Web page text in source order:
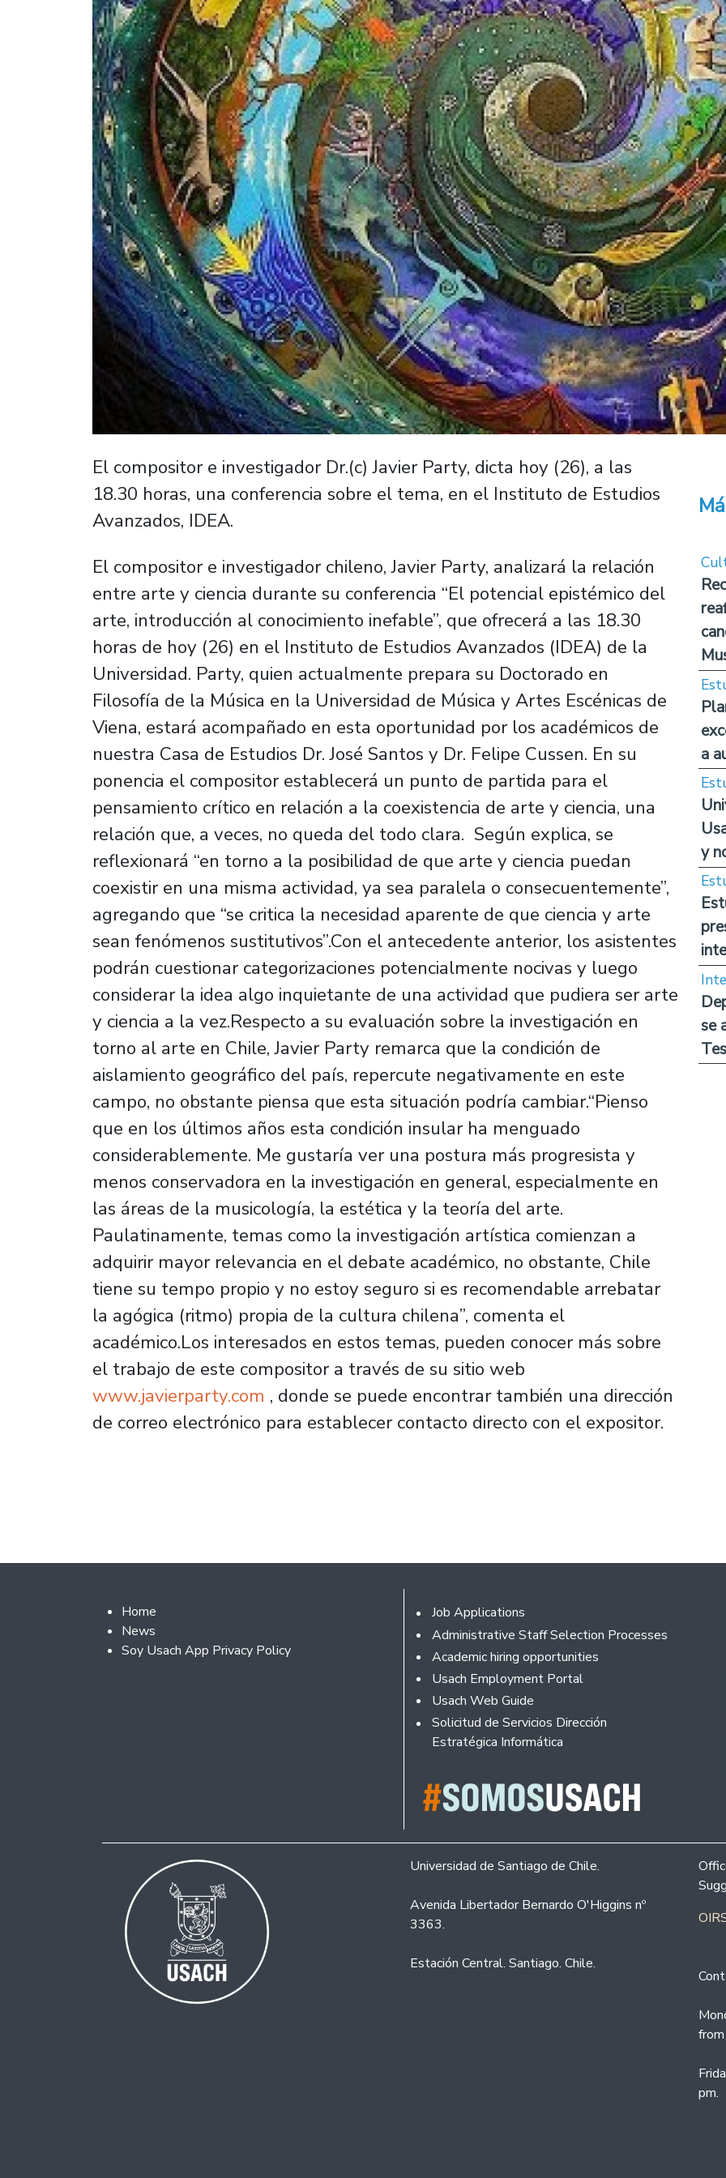
El compositor e investigador Dr.(c) Javier Party, dicta hoy (26), a las
18.30 horas, una conferencia sobre el tema, en el Instituto de Estudios
Avanzados, IDEA.
El compositor e investigador chileno, Javier Party, analizará la relación
entre arte y ciencia durante su conferencia “El potencial epistémico del
arte, introducción al conocimiento inefable”, que ofrecerá a las 18.30
horas de hoy (26) en el Instituto de Estudios Avanzados (IDEA) de la
Universidad. Party, quien actualmente prepara su Doctorado en
Filosofía de la Música en la Universidad de Música y Artes Escénicas de
Viena, estará acompañado en esta oportunidad por los académicos de
nuestra Casa de Estudios Dr. José Santos y Dr. Felipe Cussen. En su
ponencia el compositor establecerá un punto de partida para el
pensamiento crítico en relación a la coexistencia de arte y ciencia, una
relación que, a veces, no queda del todo clara. Según explica, se
reflexionará “en torno a la posibilidad de que arte y ciencia puedan
coexistir en una misma actividad, ya sea paralela o consecuentemente”,
agregando que “se critica la necesidad aparente de que ciencia y arte
sean fenómenos sustitutivos”.Con el antecedente anterior, los asistentes
podrán cuestionar categorizaciones potencialmente nocivas y luego
considerar la idea algo inquietante de una actividad que pudiera ser arte
y ciencia a la vez.Respecto a su evaluación sobre la investigación en
torno al arte en Chile, Javier Party remarca que la condición de
aislamiento geográfico del país, repercute negativamente en este
campo, no obstante piensa que esta situación podría cambiar.“Pienso
que en los últimos años esta condición insular ha menguado
considerablemente. Me gustaría ver una postura más progresista y
menos conservadora en la investigación en general, especialmente en
las áreas de la musicología, la estética y la teoría del arte.
Paulatinamente, temas como la investigación artística comienzan a
adquirir mayor relevancia en el debate académico, no obstante, Chile
tiene su tempo propio y no estoy seguro si es recomendable arrebatar
la agógica (ritmo) propia de la cultura chilena”, comenta el
académico.Los interesados en estos temas, pueden conocer más sobre
el trabajo de este compositor a través de su sitio web
www.javierparty.com , donde se puede encontrar también una dirección
de correo electrónico para establecer contacto directo con el expositor.
a
y
se
Footer 2
Home
News
Soy Usach App Privacy Policy
Footer
Job Applications
Administrative Staff Selection Processes
Academic hiring opportunities
Usach Employment Portal
Usach Web Guide
Solicitud de Servicios Dirección
Estratégica Informática
Universidad de Santiago de Chile.
Avenida Libertador Bernardo O'Higgins nº
3363.
Estación Central. Santiago. Chile.
pm.